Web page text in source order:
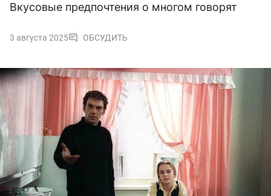
Вкусовые предпочтения о многом говорят
3 августа 2025 ОБСУДИТЬ